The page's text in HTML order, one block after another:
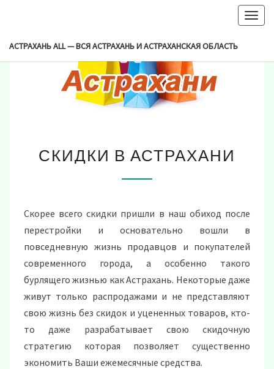
АСТРАХАНЬ ALL — ВСЯ АСТРАХАНЬ И АСТРАХАНСКАЯ ОБЛАСТЬ
В
СКИДКИ В АСТРАХАНИ
Скорее всего скидки пришли в наш обиход после
перестройки и основательно вошли в
повседневную жизнь продавцов и покупателей
современного города, а особенно такого
бурлящего жизнью как Астрахань. Некоторые даже
живут только распродажами и не представляют
свою жизнь без скидок и уцененных товаров, кто-
то даже разрабатывает свою скидочную
стратегию которая позволяет существенно
экономить Ваши ежемесячные средства.